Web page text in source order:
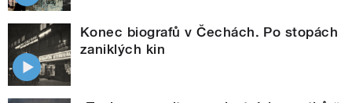
Konec biografů v Čechách. Po stopách
zaniklých kin